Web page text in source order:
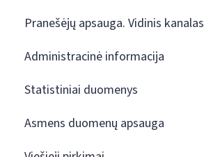
Pranešėjų apsauga. Vidinis kanalas
Administracinė informacija
Statistiniai duomenys
Asmens duomenų apsauga